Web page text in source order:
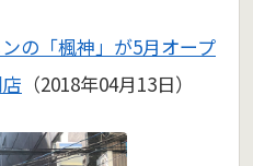
の「楓神」が5月オープ
（2018年04月13日）